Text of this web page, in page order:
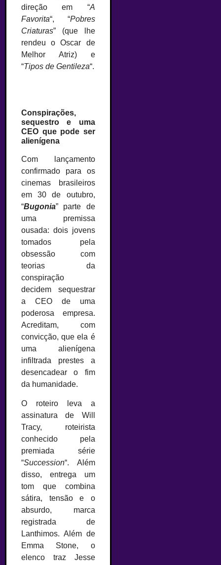
direção em “A
Favorita“, “Pobres
Criaturas” (que lhe
rendeu o Oscar de
Melhor Atriz) e
“Tipos de Gentileza“.
Conspirações,
sequestro e uma
CEO que pode ser
alienígena
Com lançamento
confirmado para os
cinemas brasileiros
em 30 de outubro,
“Bugonia” parte de
uma premissa
ousada: dois jovens
tomados pela
obsessão com
teorias da
conspiração
decidem sequestrar
a CEO de uma
poderosa empresa.
Acreditam, com
convicção, que ela é
uma alienígena
infiltrada prestes a
desencadear o fim
da humanidade.
O roteiro leva a
assinatura de Will
Tracy, roteirista
conhecido pela
premiada série
“Succession“. Além
disso, entrega um
tom que combina
sátira, tensão e o
absurdo, marca
registrada de
Lanthimos. Além de
Emma Stone, o
elenco traz Jesse